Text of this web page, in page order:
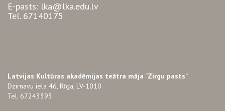
E-pasts: lka@lka.edu.lv
Tel. 67140175
Latvijas Kultūras akadēmijas teātra māja "Zirgu pasts"
Dzirnavu iela 46, Rīga, LV-1010
Tel. 67243393